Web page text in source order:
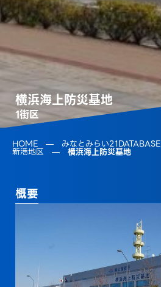
横浜海上防災基地
1街区
HOME みなとみらい21DATABASE
新港地区 横浜海上防災基地
概要